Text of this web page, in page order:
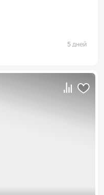
5 дней